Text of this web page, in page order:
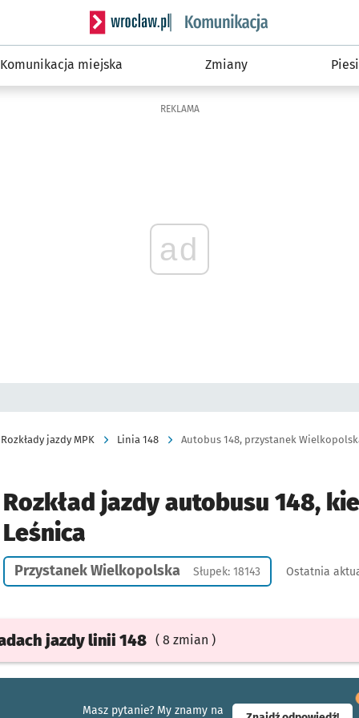
Serwis informacyjny wroclaw.pl podserwis:
Komunikacja miejska Zmiany Piesi
REKLAMA
ad
Rozkłady jazdy MPK Linia 148 Autobus 148, przystanek
Rozkład jazdy autobusu 148,
Leśnica
Przystanek Wielkopolska Słupek: 18143 Ostatnia
jazdylinii 148 ( 8 zmian )
Masz pytanie? My znamy na